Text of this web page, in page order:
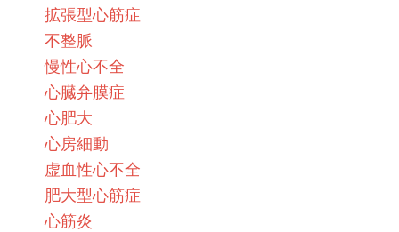
拡張型心筋症
不整脈
慢性心不全
心臓弁膜症
心肥大
心房細動
虚血性心不全
肥大型心筋症
心筋炎